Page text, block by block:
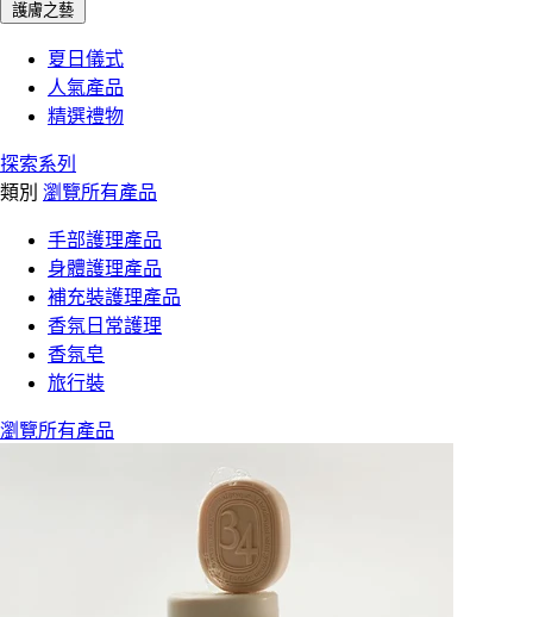
護膚之藝
夏日儀式
人氣產品
精選禮物
探索系列
類別 瀏覽所有產品
手部護理產品
身體護理產品
補充裝護理產品
香氛日常護理
香氛皂
旅行裝
瀏覽所有產品